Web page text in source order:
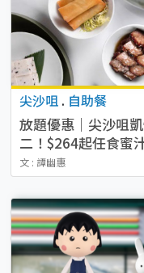
尖沙咀 . 自助餐
放題優惠｜尖沙咀
二！$264起任食蜜
點心
文 : 譚幽惠